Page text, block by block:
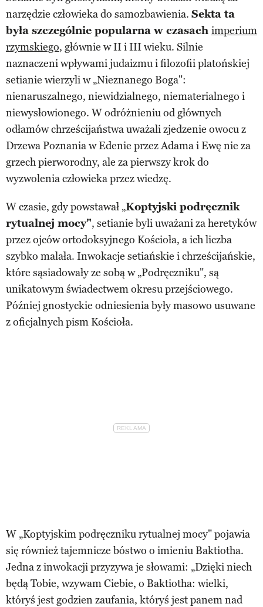
narzędzie człowieka do samozbawienia. Sekta ta
była szczególnie popularna w czasach imperium
rzymskiego, głównie w II i III wieku. Silnie
naznaczeni wpływami judaizmu i filozofii platońskiej
setianie wierzyli w „Nieznanego Boga":
nienaruszalnego, niewidzialnego, niematerialnego i
niewysłowionego. W odróżnieniu od głównych
odłamów chrześcijaństwa uważali zjedzenie owocu z
Drzewa Poznania w Edenie przez Adama i Ewę nie za
grzech pierworodny, ale za pierwszy krok do
wyzwolenia człowieka przez wiedzę.
W czasie, gdy powstawał „Koptyjski podręcznik
rytualnej mocy", setianie byli uważani za heretyków
przez ojców ortodoksyjnego Kościoła, a ich liczba
szybko malała. Inwokacje setiańskie i chrześcijańskie,
które sąsiadowały ze sobą w „Podręczniku", są
unikatowym świadectwem okresu przejściowego.
Później gnostyckie odniesienia były masowo usuwane
z oficjalnych pism Kościoła.
W „Koptyjskim podręczniku rytualnej mocy" pojawia
się również tajemnicze bóstwo o imieniu Baktiotha.
Jedna z inwokacji przyzywa je słowami: „Dzięki niech
będą Tobie, wzywam Ciebie, o Baktiotha: wielki,
któryś jest godzien zaufania, któryś jest panem nad